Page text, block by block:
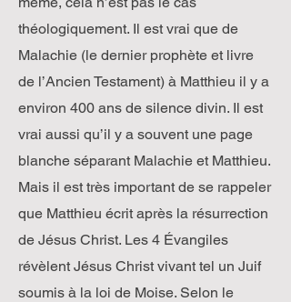
théologiquement. Il est vrai que de
Malachie (le dernier prophète et livre
de l’Ancien Testament) à Matthieu il y a
environ 400 ans de silence divin. Il est
vrai aussi qu’il y a souvent une page
blanche séparant Malachie et Matthieu.
Mais il est très important de se rappeler
que Matthieu écrit après la résurrection
de Jésus Christ. Les 4 Évangiles
révèlent Jésus Christ vivant tel un Juif
soumis à la loi de Moise. Selon le